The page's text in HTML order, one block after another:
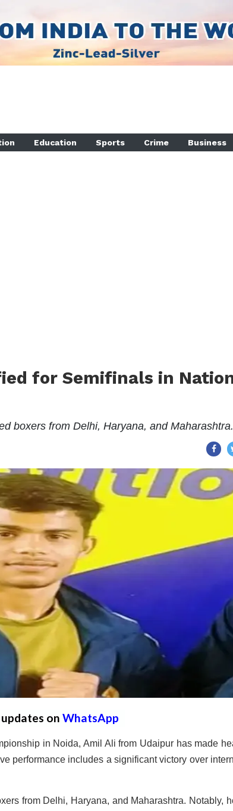
Education Sports Crime Business
for Semifinals in
boxers from Delhi, Haryana, and
on WhatsApp
in Noida, Amil Ali from Udaipur has made
performance includes a significant victory over
from Delhi, Haryana, and Maharashtra. Notably,